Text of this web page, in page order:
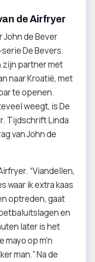
de Airfryer
de Bever
De Bevers.
zijn partner met
naar Kroatië, met
te openen.
weegt, is De
Tijdschrift Linda
van John de
“Viandellen,
waar ik extra kaas
optreden, gaat
en
later is het
mayo op m’n
man.” Na de